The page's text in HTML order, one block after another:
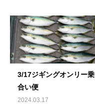
3/17ジギングオンリー乗
合い便
2024.03.17